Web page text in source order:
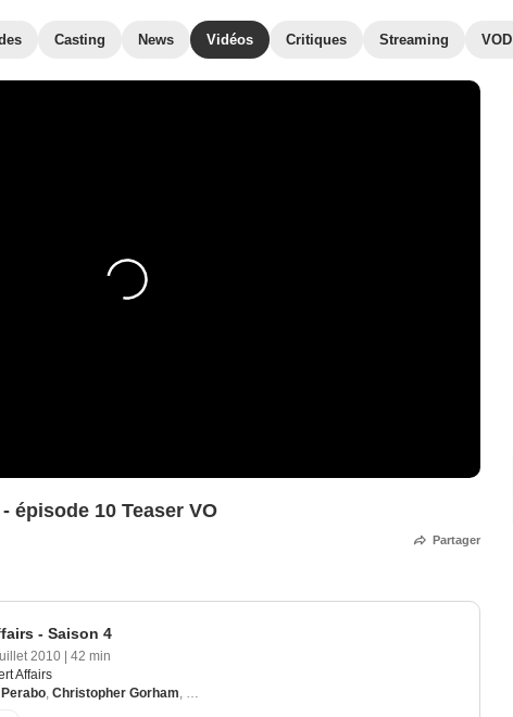
Casting News Vidéos Critiques Streaming VOD
épisode 10 Teaser VO
Partager
- Saison 4
2010
42 min
Affairs
, Christopher Gorham, Kari Matchett